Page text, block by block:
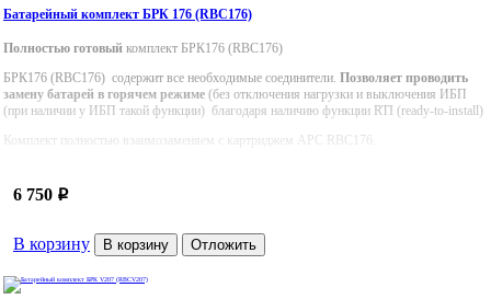
Батарейный комплект БРК 176 (RBC176)
Полностью готовый комплект БРК176 (RBC176)
БРК176 (RBC176) содержит все необходимые соединители. Позволяет проводить
замену батарей в горячем режиме (без отключения нагрузки и выключения ИБП
(при наличии у ИБП такой функции) благодаря наличию функции RTI (ready-to-install)
Комплект полностью взаимозаменяем с картриджем APC RBC176.
6 750 p
В корзину В корзину Отложить